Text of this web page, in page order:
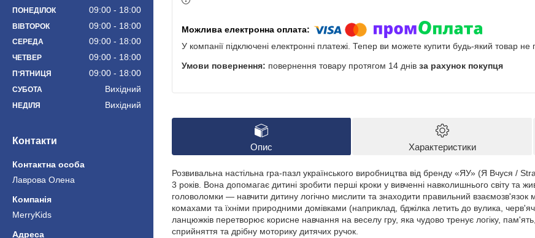
ПОНЕДІЛОК 09:00 18:00
ВІВТОРОК 09:00 18:00
СЕРЕДА 09:00 18:00
ЧЕТВЕР 09:00 18:00
ПʼЯТНИЦЯ 09:00 18:00
СУБОТА Вихідний
НЕДІЛЯ Вихідний
Контакти
Лаврова Олена
MerryKids
У компанії підключені електронні платежі. Тепер ви можете купити будь-який товар не
повернення товару протягом 14 днів за рахунок покупця
Опис Характеристики
Розвивальна настільна гра-пазл українського виробництва від бренду «ЯУ» (Я Вчуся /
3 років. Вона допомагає дитині зробити перші кроки у вивченні навколишнього світу та
головоломки — навчити дитину логічно мислити та знаходити правильний взаємозв'язок
комахами та їхніми природними домівками (наприклад, бджілка летить до вулика,
ланцюжків перетворює корисне навчання на веселу гру, яка чудово тренує логіку,
сприйняття та дрібну моторику дитячих ручок.